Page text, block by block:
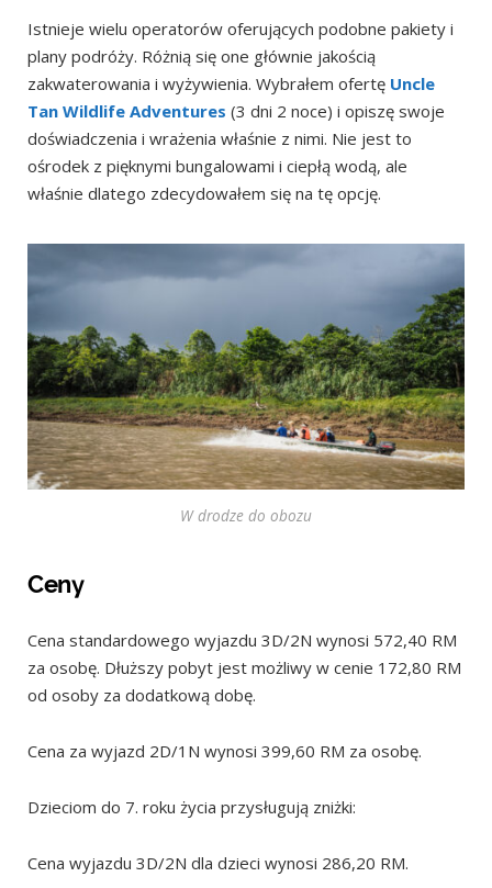
Istnieje wielu operatorów oferujących podobne pakiety i
plany podróży. Różnią się one głównie jakością
zakwaterowania i wyżywienia. Wybrałem ofertę Uncle
Tan Wildlife Adventures (3 dni 2 noce) i opiszę swoje
doświadczenia i wrażenia właśnie z nimi. Nie jest to
ośrodek z pięknymi bungalowami i ciepłą wodą, ale
właśnie dlatego zdecydowałem się na tę opcję.
W drodze do obozu
Ceny
Cena standardowego wyjazdu 3D/2N wynosi 572,40 RM
za osobę. Dłuższy pobyt jest możliwy w cenie 172,80 RM
od osoby za dodatkową dobę.
Cena za wyjazd 2D/1N wynosi 399,60 RM za osobę.
Dzieciom do 7. roku życia przysługują zniżki:
Cena wyjazdu 3D/2N dla dzieci wynosi 286,20 RM.